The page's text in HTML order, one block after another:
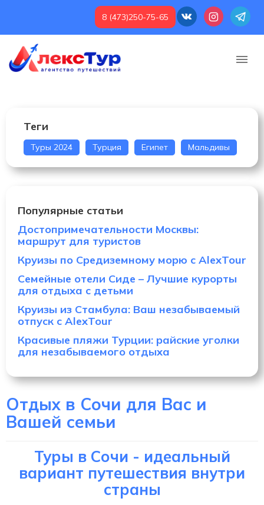
8 (473)250-75-65
Теги
Туры 2024 Турция Египет Мальдивы
Популярные статьи
Достопримечательности Москвы:
маршрут для туристов
Круизы по Средиземному морю с AlexTour
Семейные отели Сиде – Лучшие курорты
для отдыха с детьми
Круизы из Стамбула: Ваш незабываемый
отпуск с AlexTour
Красивые пляжи Турции: райские уголки
для незабываемого отдыха
Отдых в Сочи для Вас и
Вашей семьи
Туры в Сочи - идеальный
вариант путешествия внутри
страны